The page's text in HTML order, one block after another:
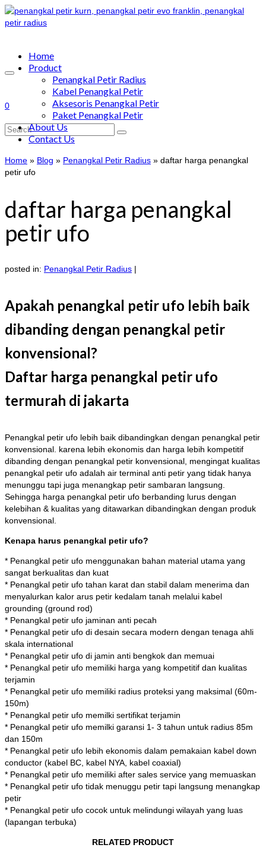
0
Search
Home
Product
Penangkal Petir Radius
Kabel Penangkal Petir
Aksesoris Penangkal Petir
Paket Penangkal Petir
About Us
Contact Us
Home » Blog » Penangkal Petir Radius » daftar harga penangkal
petir ufo
daftar harga penangkal
petir ufo
posted in: Penangkal Petir Radius |
Apakah penangkal petir ufo lebih baik
dibanding dengan penangkal petir
konvensional?
Daftar harga penangkal petir ufo
termurah di jakarta
Penangkal petir ufo lebih baik dibandingkan dengan penangkal petir
konvensional. karena lebih ekonomis dan harga lebih kompetitif
dibanding dengan penangkal petir konvensional, mengingat kualitas
penangkal petir ufo adalah air terminal anti petir yang tidak hanya
menunggu tapi juga menangkap petir sambaran langsung.
Sehingga harga penangkal petir ufo berbanding lurus dengan
kelebihan & kualitas yang ditawarkan dibandingkan dengan produk
konvensional.
Kenapa harus penangkal petir ufo?
* Penangkal petir ufo menggunakan bahan material utama yang
sangat berkualitas dan kuat
* Penangkal petir ufo tahan karat dan stabil dalam menerima dan
menyalurkan kalor arus petir kedalam tanah melalui kabel
grounding (ground rod)
* Penangkal petir ufo jaminan anti pecah
* Penangkal petir ufo di desain secara modern dengan tenaga ahli
skala international
* Penangkal petir ufo di jamin anti bengkok dan memuai
* Penangkal petir ufo memiliki harga yang kompetitif dan kualitas
terjamin
* Penangkal petir ufo memiliki radius proteksi yang maksimal (60m-
150m)
* Penangkal petir ufo memilki sertifikat terjamin
* Penangkal petir ufo memilki garansi 1- 3 tahun untuk radius 85m
dan 150m
* Penangkal petir ufo lebih ekonomis dalam pemakaian kabel down
conductor (kabel BC, kabel NYA, kabel coaxial)
* Penangkal petir ufo memiliki after sales service yang memuaskan
* Penangkal petir ufo tidak menuggu petir tapi langsung menangkap
petir
* Penangkal petir ufo cocok untuk melindungi wilayah yang luas
(lapangan terbuka)
RELATED PRODUCT